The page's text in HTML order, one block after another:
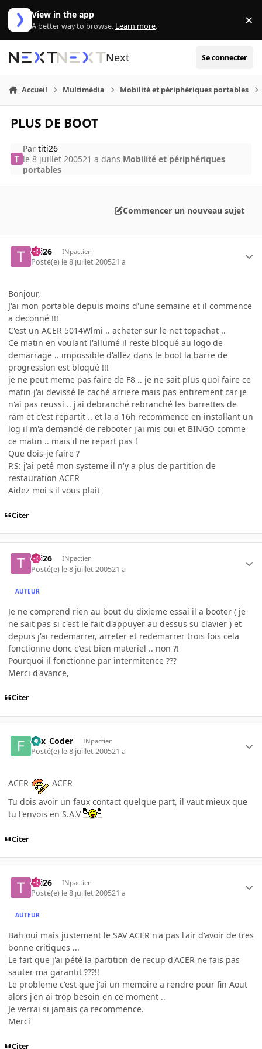
Aller au contenu
View in the app
A better way to browse. Learn more. ×
Next Se connecter
Accueil Multimédia Mobilité et périphériques portables
PLUS DE BOOT
Partiti26
le 8 juillet 200521 a dans Mobilité et périphériques
portables
Commencer un nouveau sujet
titi26 INpactien
Posté(e) le 8 juillet 200521 a
Bonjour,
J'ai mon portable depuis moins d'une semaine et il commence
a deconné !!!
C'est un ACER 5014Wlmi .. acheter sur le net topachat ..
Ce matin en voulant l'allumé il reste bloqué au logo de
demarrage .. impossible d'allez dans le boot la barre de
progression est bloqué !!!
je ne peut meme pas faire de F8 .. je ne sait plus quoi faire ce
matin j'ai devissé le caché arriere mais pas entirement car je
n'ai pas reussi .. j'ai debranché rebranché les barrettes de
ram et c'est repartit .. et la a 16h recommence en installant un
log il m'a demandé de rebooter j'ai mis oui et BINGO comme
ce matin .. mais il ne repart pas !
Que dois-je faire ?
P.S: j'ai peté mon systeme il n'y a plus de partition de
restauration ACER
Aidez moi s'il vous plait
Citer
titi26 INpactien
Posté(e) le 8 juillet 200521 a
AUTEUR
Je ne comprend rien au bout du dixieme essai il a booter ( je
ne sait pas si c'est le fait d'appuyer au dessus su clavier ) et
depuis j'ai redemarrer, arreter et redemarrer trois fois cela
fonctionne donc c'est bien materiel .. non ?!
Pourquoi il fonctionne par intermitence ???
Merci d'avance,
Citer
Fox_Coder INpactien
Posté(e) le 8 juillet 200521 a
ACER
ACER
Tu dois avoir un faux contact quelque part, il vaut mieux que
tu l'envois en S.A.V
Citer
titi26 INpactien
Posté(e) le 8 juillet 200521 a
AUTEUR
Bah oui mais justement le SAV ACER n'a pas l'air d'avoir de tres
bonne critiques ...
Le fait que j'ai pété la partition de recup d'ACER ne fais pas
sauter ma garantit ???!!
Le probleme c'est que j'ai un memoire a rendre pour fin Aout
alors j'en ai trop besoin en ce moment ..
Je verrai si jamais ça recommence.
Merci
Citer